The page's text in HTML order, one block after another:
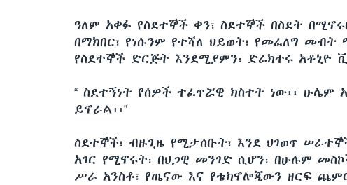
ዓለም አቀፉ የስደተኞች ቀን፣ ስደተኞች በስደት
በማክበር፣ የነሱንም የተሻለ ህይወት፣ የመፈለግ መብት
የስደተኞች ድርጅት እንደሚያምን፣ ድሬክተሩ አቶኒዮ
“ ስደተኝነት የሰዎች ተፈጥሯዊ ክስተት ነው፡፡ ሁሌም
ይኖራል፡፡”
ስደተኞች፣ ብዙጊዜ የሚታሰቡት፣ እንደ ህገወጥ
አገር የሚኖሩት፣ በህጋዊ መንገድ ሲሆን፣ በሁሉም
ሥራ አንስቶ፣ የጤናው እና የቴክኖሎጂውን ዘርፍ